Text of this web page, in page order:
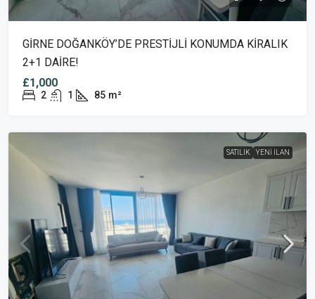
GİRNE DOĞANKÖY’DE PRESTİJLİ KONUMDA KİRALIK
2+1 DAİRE!
£1,000
2 1 85 m²
SATILIK YENI İLAN